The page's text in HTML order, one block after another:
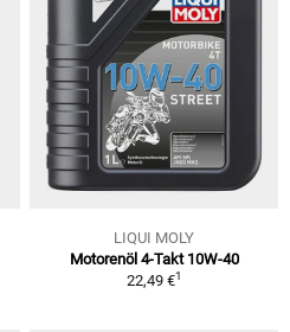
LIQUI MOLY
Motorenöl 4-Takt 10W-40
22,49 €1